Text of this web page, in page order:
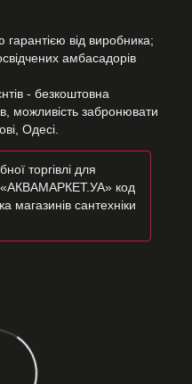
гарантією від виробника;
амбасадорів
- безкоштовна
можливість забронювати
Одесі.
торгівлі для
код
сантехніки